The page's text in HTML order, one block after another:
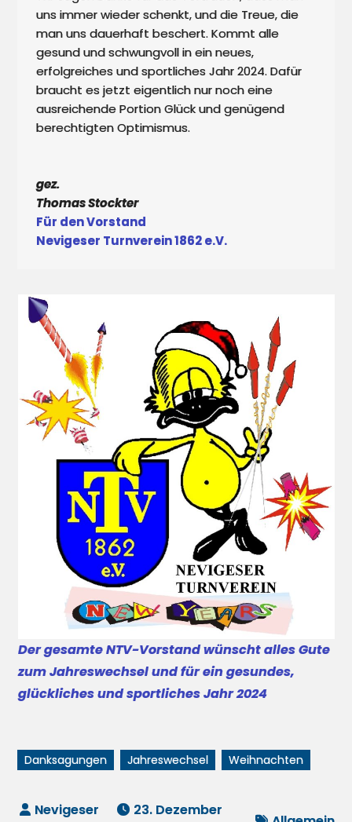
uns immer wieder schenkt, und die Treue, die
man uns dauerhaft beschert. Kommt alle
gesund und schwungvoll in ein neues,
erfolgreiches und sportliches Jahr 2024. Dafür
braucht es jetzt eigentlich nur noch eine
ausreichende Portion Glück und genügend
berechtigten Optimismus.
gez.
Thomas Stockter
Für den Vorstand
Nevigeser Turnverein 1862 e.V.
Der gesamte NTV-Vorstand wünscht alles Gute
zum Jahreswechsel und für ein gesundes,
glückliches und sportliches Jahr 2024
Danksagungen Jahreswechsel Weihnachten
23. Dezember